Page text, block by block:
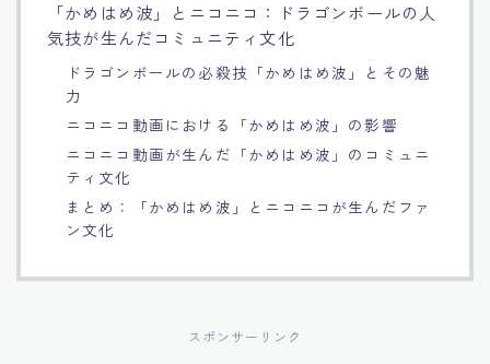
اللغة العربية
Français
Português
「かめはめ波」とニコニコ：ドラゴンボールの人
気技が生んだコミュニティ文化
ドラゴンボールの必殺技「かめはめ波」とその魅
力
ニコニコ動画における「かめはめ波」の影響
ニコニコ動画が生んだ「かめはめ波」のコミュニ
ティ文化
まとめ：「かめはめ波」とニコニコが生んだファ
ン文化
スポンサーリンク